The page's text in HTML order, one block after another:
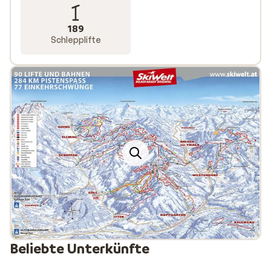
189
Schlepplifte
Beliebte Unterkünfte